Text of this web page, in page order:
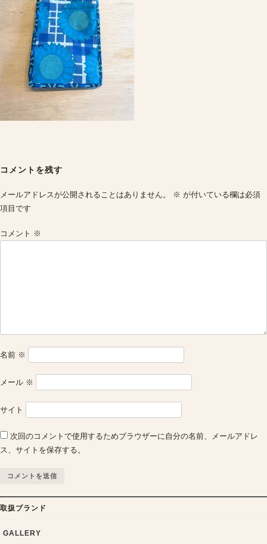
navigation
コメントを残す
メールアドレスが公開されることはありません。 ※ が付いている欄は必須
項目です
コメント ※
名前 ※
メール ※
サイト
次回のコメントで使用するためブラウザーに自分の名前、メールアドレ
ス、サイトを保存する。
取扱ブランド
GALLERY